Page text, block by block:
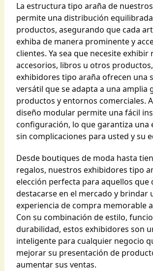
La estructura tipo araña de
permite una distribución
productos, asegurando que cada
exhiba de manera prominente y
clientes. Ya sea que necesite exhibir
accesorios, libros u otros
exhibidores tipo araña ofrecen una
versátil que se adapta a una amplia
productos y entornos comerciales.
diseño modular permite una fácil
configuración, lo que garantiza una
sin complicaciones para usted y su
Desde boutiques de moda hasta
regalos, nuestros exhibidores tipo
elección perfecta para aquellos que
destacarse en el mercado y brindar
experiencia de compra memorable
Con su combinación de estilo,
durabilidad, estos exhibidores son
inteligente para cualquier negocio
mejorar su presentación de
aumentar sus ventas.